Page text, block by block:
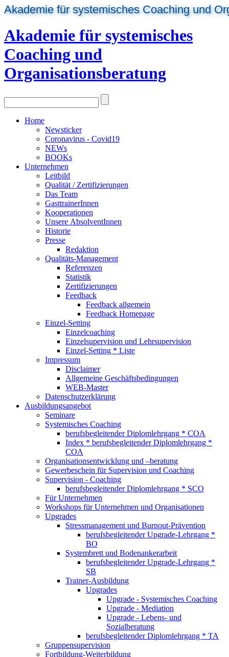
Akademie für systemisches Coaching und
Akademie für systemisches
Coaching und
Organisationsberatung
Home
Newsticker
Coronavirus - Covid19
NEWs
BOOKs
Unternehmen
Leitbild
Qualität / Zertifizierungen
Das Team
GasttrainerInnen
Kooperationen
Unsere AbsolventInnen
Historie
Presse
Redaktion
Qualitäts-Management
Referenzen
Statistik
Zertifizierungen
Feedback
Feedback allgemein
Feedback Homepage
Einzel-Setting
Einzelcoaching
Einzelsupervision und Lehrsupervision
Einzel-Setting * Liste
Impressum
Disclaimer
Allgemeine Geschäftsbedingungen
WEB-Master
Datenschutzerklärung
Ausbildungsangebot
Seminare
Systemisches Coaching
berufsbegleitender Diplomlehrgang * COA
Index * berufsbegleitender Diplomlehrgang *
COA
Organisationsentwicklung und –beratung
Gewerbeschein für Supervision und Coaching
Supervision - Coaching
berufsbegleitender Diplomlehrgang * SCO
Für Unternehmen
Workshops für Unternehmen und Organisationen
Upgrades
Stressmanagement und Burnout-Prävention
berufsbegleitender Upgrade-Lehrgang *
BO
Systembrett und Bodenankerarbeit
berufsbegleitender Upgrade-Lehrgang *
SB
Trainer-Ausbildung
Upgrades
Upgrade - Systemisches Coaching
Upgrade - Mediation
Upgrade - Lebens- und
Sozialberatung
berufsbegleitender Diplomlehrgang * TA
Gruppensupervision
Fortbildung-Weiterbildung